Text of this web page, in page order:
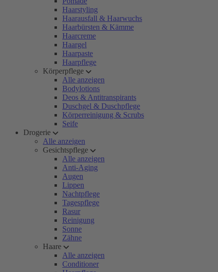
Haarstyling
Haarausfall & Haarwuchs
Haarbürsten & Kämme
Haarcreme
Haargel
Haarpaste
Haarpflege
Körperpflege
Alle anzeigen
Bodylotions
Deos & Antitranspirants
Duschgel & Duschpflege
Körperreinigung & Scrubs
Seife
Drogerie
Alle anzeigen
Gesichtspflege
Alle anzeigen
Anti-Aging
Augen
Lippen
Nachtpflege
Tagespflege
Rasur
Reinigung
Sonne
Zähne
Haare
Alle anzeigen
Conditioner